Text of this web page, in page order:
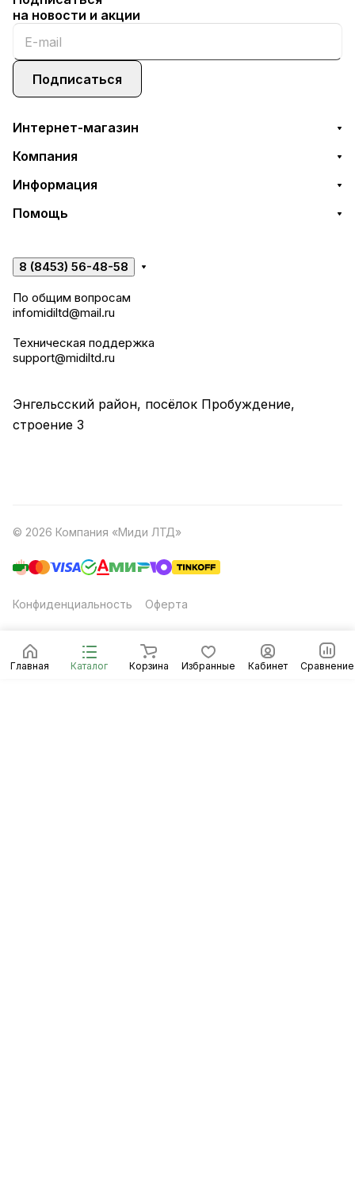
Главная Каталог Корзина Избранные Кабинет Сравнение
на новости и акции
Подписаться
Интернет-магазин
Компания
Информация
Помощь
8 (8453) 56-48-58
По общим вопросам
infomidiltd@mail.ru
Техническая поддержка
support@midiltd.ru
Энгельсский район, посёлок Пробуждение,
строение 3
© 2026 Компания «Миди ЛТД»
Конфиденциальность Оферта